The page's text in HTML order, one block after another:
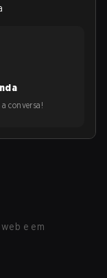
conversa!
e em